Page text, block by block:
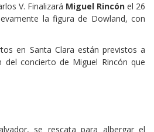
V. Finalizará Miguel Rincónel 26
la figura de Dowland, con
en Santa Clara están previstos a
del concierto de Miguel Rincón que
se rescata para albergar el